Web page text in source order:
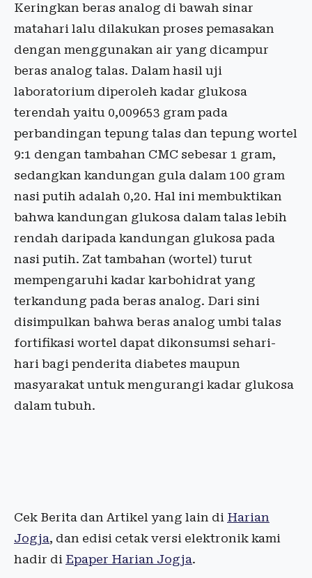
Keringkan beras analog di bawah sinar
matahari lalu dilakukan proses pemasakan
dengan menggunakan air yang dicampur
beras analog talas. Dalam hasil uji
laboratorium diperoleh kadar glukosa
terendah yaitu 0,009653 gram pada
perbandingan tepung talas dan tepung wortel
9:1 dengan tambahan CMC sebesar 1 gram,
sedangkan kandungan gula dalam 100 gram
nasi putih adalah 0,20. Hal ini membuktikan
bahwa kandungan glukosa dalam talas lebih
rendah daripada kandungan glukosa pada
nasi putih. Zat tambahan (wortel) turut
mempengaruhi kadar karbohidrat yang
terkandung pada beras analog. Dari sini
disimpulkan bahwa beras analog umbi talas
fortifikasi wortel dapat dikonsumsi sehari-
hari bagi penderita diabetes maupun
masyarakat untuk mengurangi kadar glukosa
dalam tubuh.
Cek Berita dan Artikel yang lain di Harian
Jogja, dan edisi cetak versi elektronik kami
hadir di Epaper Harian Jogja.